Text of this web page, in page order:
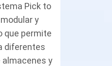
Pick to
y
que permite
diferentes
y